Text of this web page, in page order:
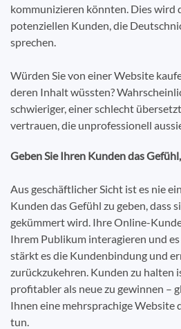
kommunizieren könnten. Dies wird
potenziellen Kunden, die
sprechen.
Würden Sie von einer Website
deren Inhalt wüssten?
schwieriger, einer schlecht
vertrauen, die unprofessionell
Geben Sie Ihren Kunden das
Aus geschäftlicher Sicht ist es nie
Kunden das Gefühl zu geben, dass
gekümmert wird. Ihre Online-
Ihrem Publikum interagieren und
stärkt es die Kundenbindung und
zurückzukehren. Kunden zu halten
profitabler als neue zu gewinnen –
Ihnen eine mehrsprachige Website
tun.